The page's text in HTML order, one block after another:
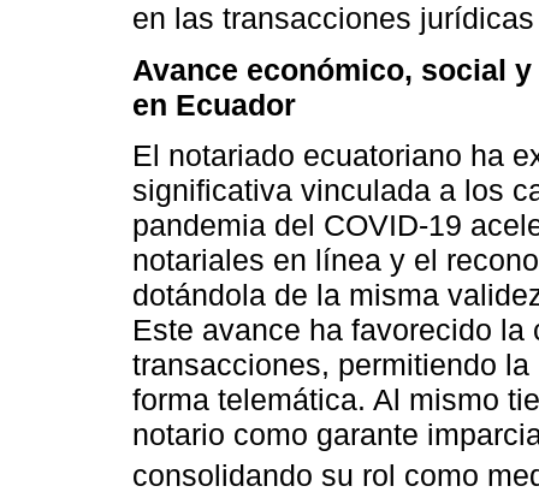
en las transacciones
Avance económico, social
en Ecuador
El notariado ecuatoriano ha
significativa vinculada a los
pandemia del COVID-19
notariales en línea y el
dotándola de la misma
Este avance ha favorecido
transacciones, permitiendo
forma telemática. Al mismo
notario como garante
consolidando su rol como